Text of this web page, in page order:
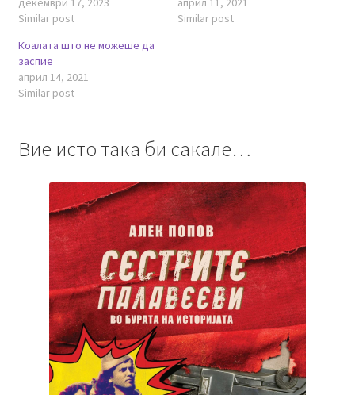
Similar post
Similar post
Коалата што не можеше да
заспие
април 14, 2021
Similar post
Вие исто така би сакале…